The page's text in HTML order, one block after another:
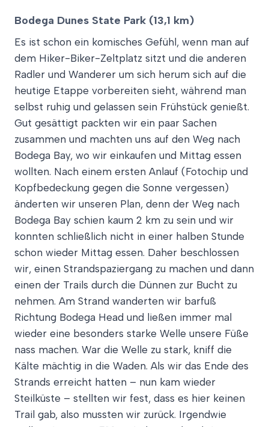
Bodega Dunes State Park (13,1 km)
Es ist schon ein komisches Gefühl, wenn man auf
dem Hiker-Biker-Zeltplatz sitzt und die anderen
Radler und Wanderer um sich herum sich auf die
heutige Etappe vorbereiten sieht, während man
selbst ruhig und gelassen sein Frühstück genießt.
Gut gesättigt packten wir ein paar Sachen
zusammen und machten uns auf den Weg nach
Bodega Bay, wo wir einkaufen und Mittag essen
wollten. Nach einem ersten Anlauf (Fotochip und
Kopfbedeckung gegen die Sonne vergessen)
änderten wir unseren Plan, denn der Weg nach
Bodega Bay schien kaum 2 km zu sein und wir
konnten schließlich nicht in einer halben Stunde
schon wieder Mittag essen. Daher beschlossen
wir, einen Strandspaziergang zu machen und dann
einen der Trails durch die Dünnen zur Bucht zu
nehmen. Am Strand wanderten wir barfuß
Richtung Bodega Head und ließen immer mal
wieder eine besonders starke Welle unsere Füße
nass machen. War die Welle zu stark, kniff die
Kälte mächtig in die Waden. Als wir das Ende des
Strands erreicht hatten – nun kam wieder
Steilküste – stellten wir fest, dass es hier keinen
Trail gab, also mussten wir zurück. Irgendwie